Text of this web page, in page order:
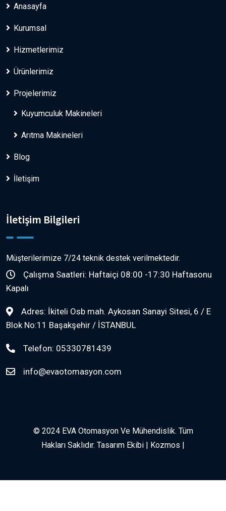
Anasayfa
Kurumsal
Hizmetlerimiz
Ürünlerimiz
Projelerimiz
Kuyumculuk Makineleri
Arıtma Makineleri
Blog
İletişim
İletişim Bilgileri
Müşterilerimize 7/24 teknik destek verilmektedir.
Çalışma Saatleri: Haftaiçi 08:00 -17:30 Haftasonu
Kapalı
Adres: İkiteli Osb mah. Aykosan Sanayi Sitesi, 6 / E
Blok No:11 Başakşehir / İSTANBUL
Telefon: 05330781439
info@evaotomasyon.com
© 2024 EVA Otomasyon Ve Mühendislik. Tüm
Hakları Saklıdır. Tasarım Ekibi | Kozmos |